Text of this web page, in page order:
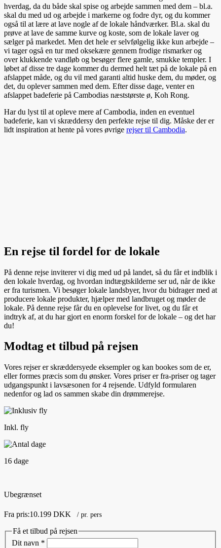
hverdag, da du både skal spise og arbejde sammen med dem – bl.a.
skal du med ud og arbejde i markerne og fodre dyr, og du kommer
også til at lære at lave nogle af de lokale håndværker. Bl.a. skal du
prøve at lave de samme kurve og koste, som de lokale laver og
sælger på markedet. Men det hele er selvfølgelig ikke kun arbejde –
vi tager også en tur med oksekære gennem frodige rismarker og
over klukkende vandløb og besøger flere gamle, smukke templer. I
løbet af disse tre dage kommer du dermed helt tæt på de lokale på en
afslappet måde, og du vil med garanti altid huske dem, du møder, og
det, du oplever sammen med dem. Efter disse dage, venter en
afslappet badeferie på Cambodias næststørste ø, Koh Rong.
Har du lyst til at opleve mere af Cambodia, inden en eventuel
badeferie, kan vi skræddersy den perfekte rejse til dig. Måske der er
lidt inspiration at hente på vores øvrige rejser til Cambodia.
En rejse til fordel for de lokale
På denne rejse inviterer vi dig med ud på landet, så du får et indblik i
den lokale hverdag, og hvordan indtægtskilderne ser ud, når de ikke
er fra turismen. Vi besøger lokale landsbyer, hvor du bidrager med at
producere lokale produkter, hjælper med landbruget og møder de
lokale. På denne rejse får du en oplevelse for livet, og du får et
indtryk af, at du har gjort en enorm forskel for de lokale – og det har
du!
Modtag et tilbud på rejsen
Vores rejser er skræddersyede eksempler og kan bookes som de er,
eller formes præcis som du ønsker. Vores priser er fra-priser og tager
udgangspunkt i lavsæsonen for 4 rejsende. Udfyld formularen
nedenfor og lad os sammen skabe din drømmerejse.
Inkl. fly
16 dage
Ubegrænset
Fra pris:10.199 DKK / pr. pers
Få et tilbud på rejsen
Dit navn *